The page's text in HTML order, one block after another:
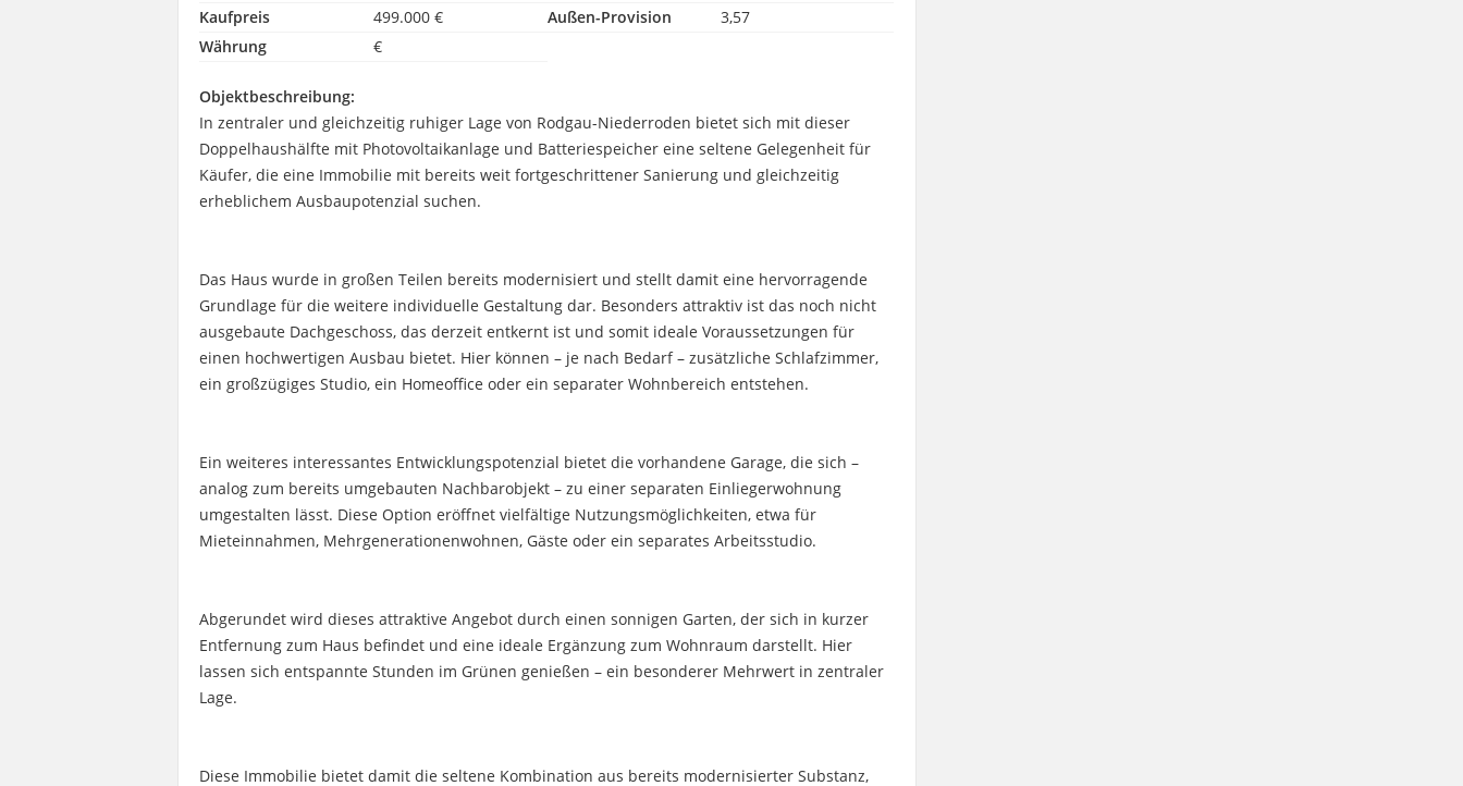
Kaufpreis
499.000 € Außen-Provision
3,57
Währung
€
Objektbeschreibung:
In zentraler und gleichzeitig ruhiger Lage von Rodgau-Niederroden bietet sich mit dieser
Doppelhaushälfte mit Photovoltaikanlage und Batteriespeicher eine seltene Gelegenheit für
Käufer, die eine Immobilie mit bereits weit fortgeschrittener Sanierung und gleichzeitig
erheblichem Ausbaupotenzial suchen.
Das Haus wurde in großen Teilen bereits modernisiert und stellt damit eine hervorragende
Grundlage für die weitere individuelle Gestaltung dar. Besonders attraktiv ist das noch nicht
ausgebaute Dachgeschoss, das derzeit entkernt ist und somit ideale Voraussetzungen für
einen hochwertigen Ausbau bietet. Hier können – je nach Bedarf – zusätzliche Schlafzimmer,
ein großzügiges Studio, ein Homeoffice oder ein separater Wohnbereich entstehen.
Ein weiteres interessantes Entwicklungspotenzial bietet die vorhandene Garage, die sich –
analog zum bereits umgebauten Nachbarobjekt – zu einer separaten Einliegerwohnung
umgestalten lässt. Diese Option eröffnet vielfältige Nutzungsmöglichkeiten, etwa für
Mieteinnahmen, Mehrgenerationenwohnen, Gäste oder ein separates Arbeitsstudio.
Abgerundet wird dieses attraktive Angebot durch einen sonnigen Garten, der sich in kurzer
Entfernung zum Haus befindet und eine ideale Ergänzung zum Wohnraum darstellt. Hier
lassen sich entspannte Stunden im Grünen genießen – ein besonderer Mehrwert in zentraler
Lage.
Diese Immobilie bietet damit die seltene Kombination aus bereits modernisierter Substanz,